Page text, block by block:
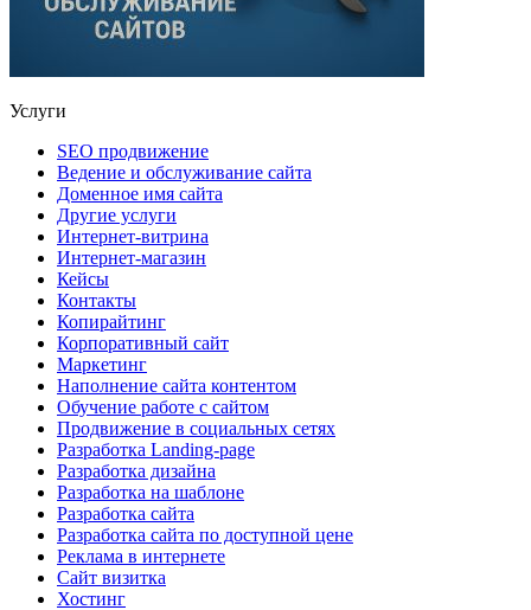
Услуги
SEO продвижение
Ведение и обслуживание сайта
Доменное имя сайта
Другие услуги
Интернет-витрина
Интернет-магазин
Кейсы
Контакты
Копирайтинг
Корпоративный сайт
Маркетинг
Наполнение сайта контентом
Обучение работе с сайтом
Продвижение в социальных сетях
Разработка Landing-page
Разработка дизайна
Разработка на шаблоне
Разработка сайта
Разработка сайта по доступной цене
Реклама в интернете
Сайт визитка
Хостинг